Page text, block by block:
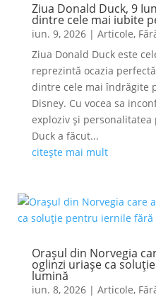
Ziua Donald Duck, 9
dintre cele mai iubite
iun. 9, 2026| Articole,
Ziua Donald Duck este
reprezintă ocazia
dintre cele mai îndrăgite
Disney. Cu vocea sa
exploziv și
Duck a făcut...
citește mai mult
Orașul din Norvegia
oglinzi uriașe ca
lumină
iun. 8, 2026| Articole,